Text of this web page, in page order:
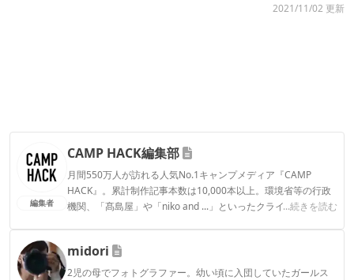
2021/11/02 更新
編集者
CAMP HACK編集部
月間550万人が訪れる人気No.1キャンプメディア『CAMP
HACK』。累計制作記事本数は10,000本以上。環境省等の行政
機関、「髙島屋」や「niko and ...」といったクライアントとの
...続きを読む
CAMP HACK編集部のプロフィール
midori
2児の母でフォトグラファー。幼い頃に入団していたガールス